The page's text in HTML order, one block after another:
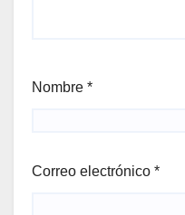
Nombre *
Correo electrónico *